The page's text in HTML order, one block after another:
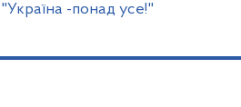
"Україна -понад усе!"